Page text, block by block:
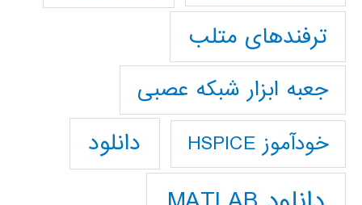
ترفندهای متلب
جعبه ابزار شبکه عصبی
خودآموز HSPICE دانلود